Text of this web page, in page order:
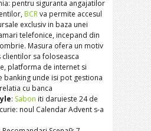
pentru siguranta angajatilor
BCRva permite accesul
exclusiv in baza unei
telefonice, incepand din
Masura ofera un motiv
clientilor sa foloseasca
platforma de internet si
banking unde isi pot gestiona
cu banca
: Sabon iti daruieste 24 de
noul Calendar Advent s-a